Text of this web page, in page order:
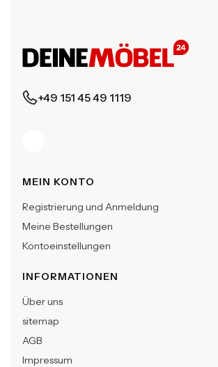
+49 151 45 49 1119
Fußzeilenmenü
MEIN KONTO
Registrierung und Anmeldung
Meine Bestellungen
Kontoeinstellungen
INFORMATIONEN
Über uns
sitemap
AGB
Impressum